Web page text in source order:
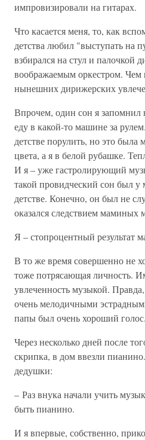
импровизировали на гитарах.
Что касается меня, то, как
детства любил "выступать на
взбирался на стул и палочкой
воображаемым оркестром. Чем
нынешних дирижерских
Впрочем, один сон я
еду в какой-то машине за
детстве порулить, но это
цвета, а я в белой рубашке.
И я – уже гастролирующий
такой провидческий сон был
детстве. Конечно, он был не
оказался следствием маминых
Я – стопроцентный результат
В то же время совершенно не
тоже потрясающая личность.
увлеченность музыкой.
очень мелодичными
папы был очень хороший голос.
Через несколько дней после
скрипка, в дом ввезли
дедушки:
– Раз внука начали учить
быть пианино.
И я впервые, собственно,